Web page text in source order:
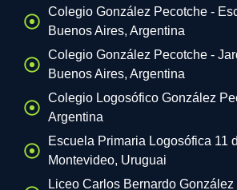
Colegio González Pecotche -
Buenos Aires, Argentina
Colegio González Pecotche -
Buenos Aires, Argentina
Colegio Logosófico González
Argentina
Escuela Primaria Logosófica 11
Montevideo, Uruguai
Liceo Carlos Bernardo